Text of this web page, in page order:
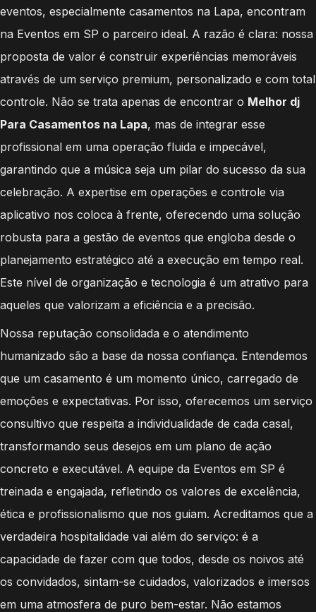
eventos, especialmente casamentos na Lapa, encontram
na Eventos em SP o parceiro ideal. A razão é clara: nossa
proposta de valor é construir experiências memoráveis
através de um serviço premium, personalizado e com total
controle. Não se trata apenas de encontrar o Melhor dj
Para Casamentos na Lapa, mas de integrar esse
profissional em uma operação fluida e impecável,
garantindo que a música seja um pilar do sucesso da sua
celebração. A expertise em operações e controle via
aplicativo nos coloca à frente, oferecendo uma solução
robusta para a gestão de eventos que engloba desde o
planejamento estratégico até a execução em tempo real.
Este nível de organização e tecnologia é um atrativo para
aqueles que valorizam a eficiência e a precisão.
Nossa reputação consolidada e o atendimento
humanizado são a base da nossa confiança. Entendemos
que um casamento é um momento único, carregado de
emoções e expectativas. Por isso, oferecemos um serviço
consultivo que respeita a individualidade de cada casal,
transformando seus desejos em um plano de ação
concreto e executável. A equipe da Eventos em SP é
treinada e engajada, refletindo os valores de excelência,
ética e profissionalismo que nos guiam. Acreditamos que a
verdadeira hospitalidade vai além do serviço: é a
capacidade de fazer com que todos, desde os noivos até
os convidados, sintam-se cuidados, valorizados e imersos
em uma atmosfera de puro bem-estar. Não estamos